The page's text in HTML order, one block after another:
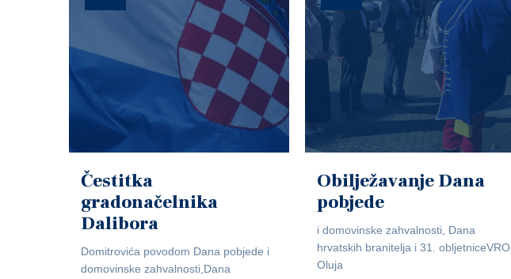
Čestitka
gradonačelnika
Dalibora
Domitrovića povodom Dana pobjede i
domovinske zahvalnosti,Dana
Obilježavanje Dana
pobjede
i domovinske zahvalnosti, Dana
hrvatskih branitelja i 31. obljetniceVRO
Oluja